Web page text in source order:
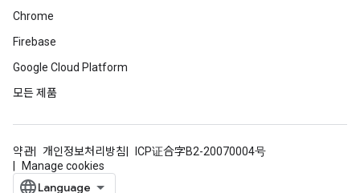
Chrome
Firebase
Google Cloud Platform
모든 제품
약관 개인정보처리방침
ICP证合字B2-20070004号
Manage cookies